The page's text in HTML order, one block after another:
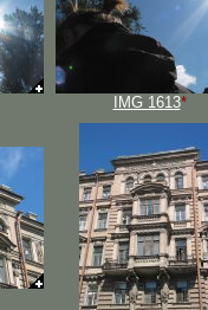
IMG 1613*